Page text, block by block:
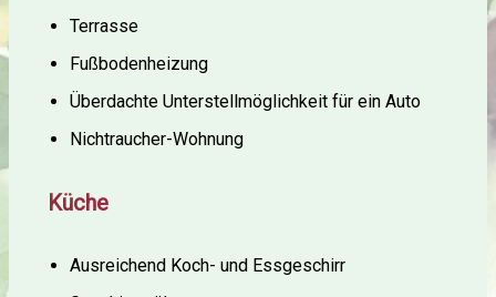
Terrasse
Fußbodenheizung
Überdachte Unterstellmöglichkeit für ein Auto
Nichtraucher-Wohnung
Küche
Ausreichend Koch- und Essgeschirr